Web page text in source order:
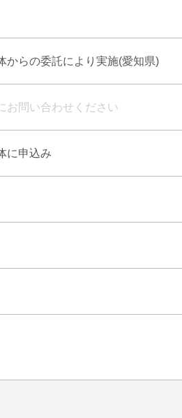
からの委託により実施(愛知県)
お問い合わせください
に申込み